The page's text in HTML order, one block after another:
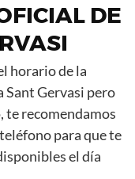
DE
horario de la
Sant Gervasi pero
te recomendamos
para que te
el día